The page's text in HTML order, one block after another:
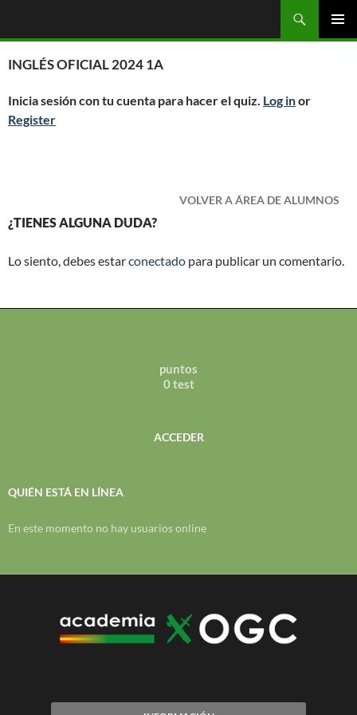
contenido
MENÚ
INGLÉS OFICIAL 2024 1A
Inicia sesión con tu cuenta para hacer el quiz. Log inor
Register
VOLVER A ÁREA DE ALUMNOS
¿TIENES ALGUNA DUDA?
Lo siento, debes estarconectado para publicar un comentario.
puntos
0 test
ACCEDER
QUIÉN ESTÁ EN LÍNEA
En este momento no hay usuarios online